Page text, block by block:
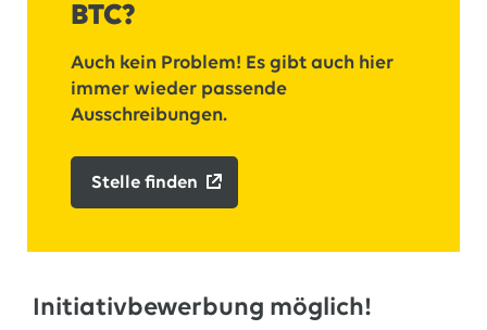
BTC?
Auch kein Problem! Es gibt auch hier
immer wieder passende
Ausschreibungen.
Stelle finden
Initiativbewerbung möglich!